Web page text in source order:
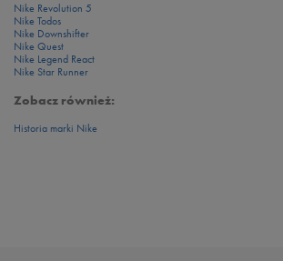
Nike Revolution 5
Nike Todos
Nike Downshifter
Nike Quest
Nike Legend React
Nike Star Runner
Zobacz również:
Historia marki Nike